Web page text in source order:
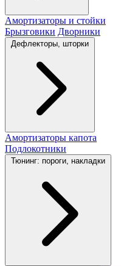
Амортизаторы и стойки
Брызговики Дворники
Дефлекторы, шторки
Амортизаторы капота
Подлокотники
Тюнинг: пороги, накладки